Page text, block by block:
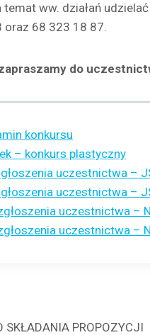
ww. działań
oraz 68 323 18 87.
do
konkursu
– konkurs plastyczny
uczestnictwa –
uczestnictwa –
uczestnictwa –
uczestnictwa –
SKŁADANIA PROPOZYCJI